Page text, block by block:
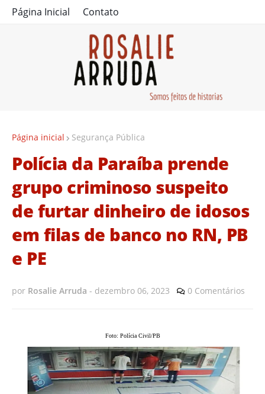
Página Inicial Contato
Página inicial Segurança Pública
Polícia da Paraíba prende
grupo criminoso suspeito
de furtar dinheiro de idosos
em filas de banco no RN, PB
e PE
por Rosalie Arruda - dezembro 06, 2023 0 Comentários
Foto: Polícia Civil/PB